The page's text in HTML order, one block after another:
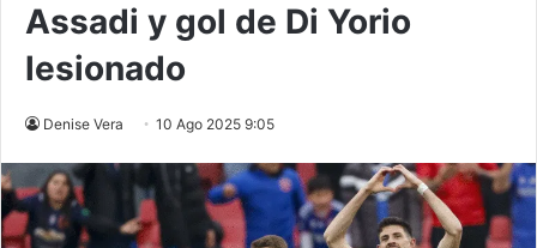
Assadi y gol de Di Yorio
lesionado
Denise Vera 10 Ago 2025 9:05